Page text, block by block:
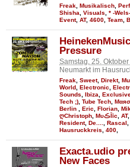
Freak Musikalisch
Shisha
Visuals * -
Event, AT, 4600 Team
Pressure
Samstag, 25.
Neumarkt im
Freak Sweet, Direkt,
World Electronic
Sounds
Ibiza
Tech ;) Tube Tech
Berlin
Eric Florian
ღChristoph
MυڪĪīc AT,
Resident, De.... Rascal
Hausruckkreis
400
Exacta.udio
New Faces